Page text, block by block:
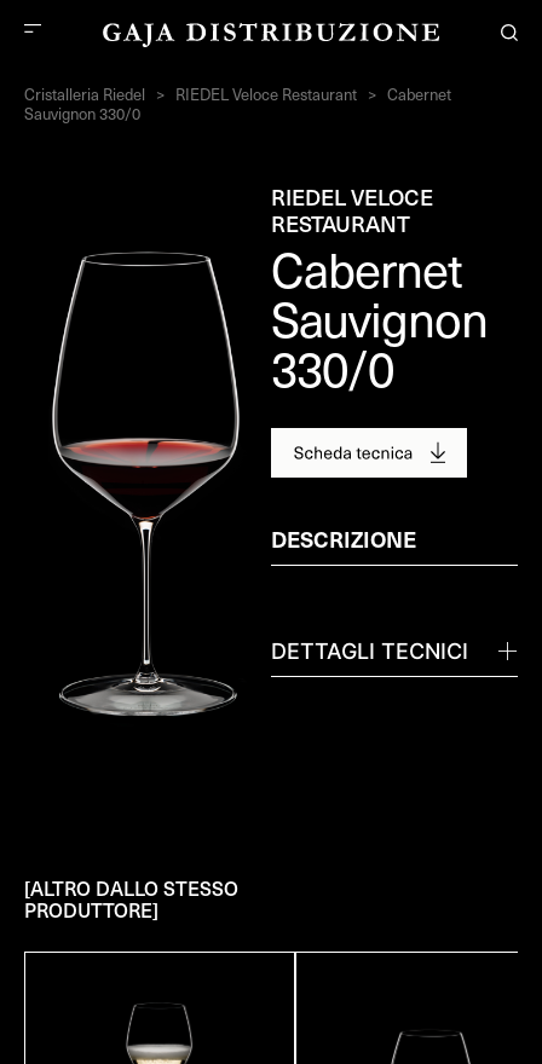
Cristalleria Riedel > RIEDEL Veloce Restaurant > Cabernet
Sauvignon 330/0
RIEDEL VELOCE
RESTAURANT
Cabernet
Sauvignon
330/0
DESCRIZIONE
DETTAGLI TECNICI
[ALTRO DALLO STESSO
PRODUTTORE]